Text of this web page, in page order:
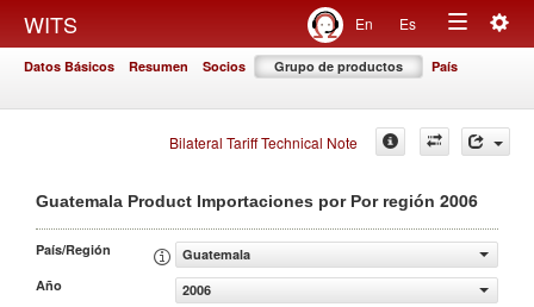
WITS En Es
Toggle
Datos Básicos Resumen Socios Grupo de productos País
Bilateral Tariff Technical Note
Guatemala Product Importaciones por Por región 2006
País/Región
Guatemala
Año
2006